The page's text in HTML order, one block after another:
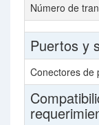
Número de
Puertos y
Conectores de